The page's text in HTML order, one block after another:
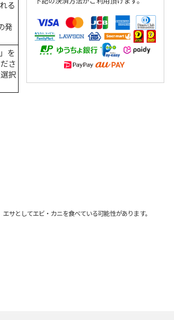
る
発
を
さ
択
サとしてエビ・カニを食べている可能性があります。